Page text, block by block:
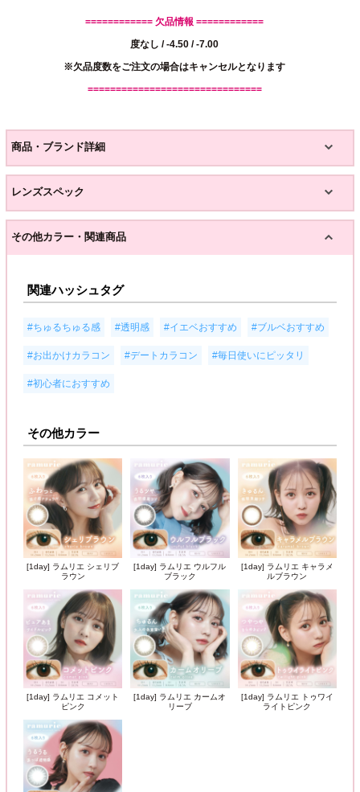
============ 欠品情報 ============
度なし / -4.50 / -7.00
※欠品度数をご注文の場合はキャンセルとなります
===============================
商品・ブランド詳細
レンズスペック
その他カラー・関連商品
関連ハッシュタグ
#ちゅるちゅる感 #透明感 #イエベおすすめ #ブルベおすすめ
#お出かけカラコン #デートカラコン #毎日使いにピッタリ
#初心者におすすめ
その他カラー
[1day] ラムリエ シェリブ
ラウン
[1day] ラムリエ ウルフル
ブラック
[1day] ラムリエ キャラメ
ルブラウン
[1day] ラムリエ コメット
ピンク
[1day] ラムリエ カームオ
リーブ
[1day] ラムリエ トゥワイ
ライトピンク